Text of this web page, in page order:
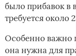
было прибавок в
требуется около
Особенно важно
она нужна для